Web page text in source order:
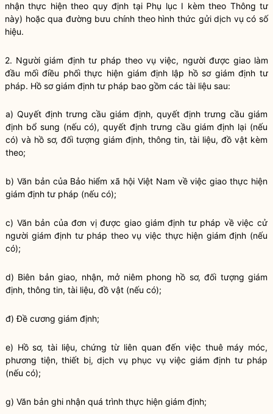
nhận thực hiện theo quy định tại Phụ lục I kèm theo Thông tư
này) hoặc qua đường bưu chính theo hình thức gửi dịch vụ có số
hiệu.
2. Người giám định tư pháp theo vụ việc, người được giao làm
đầu mối điều phối thực hiện giám định lập hồ sơ giám định tư
pháp. Hồ sơ giám định tư pháp bao gồm các tài liệu sau:
a) Quyết định trưng cầu giám định, quyết định trưng cầu giám
định bổ sung (nếu có), quyết định trưng cầu giám định lại (nếu
có) và hồ sơ, đối tượng giám định, thông tin, tài liệu, đồ vật kèm
theo;
b) Văn bản của Bảo hiểm xã hội Việt Nam về việc giao thực hiện
giám định tư pháp (nếu có);
c) Văn bản của đơn vị được giao giám định tư pháp về việc cử
người giám định tư pháp theo vụ việc thực hiện giám định (nếu
có);
d) Biên bản giao, nhận, mở niêm phong hồ sơ, đối tượng giám
định, thông tin, tài liệu, đồ vật (nếu có);
đ) Đề cương giám định;
e) Hồ sơ, tài liệu, chứng từ liên quan đến việc thuê máy móc,
phương tiện, thiết bị, dịch vụ phục vụ việc giám định tư pháp
(nếu có);
g) Văn bản ghi nhận quá trình thực hiện giám định;